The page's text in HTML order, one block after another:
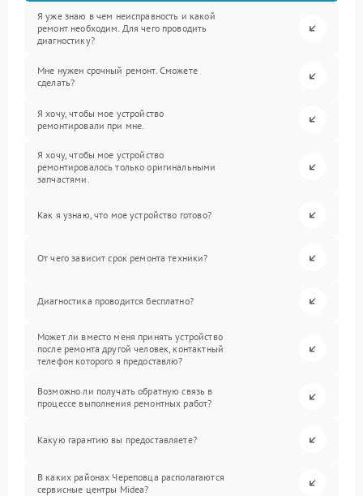
Я уже знаю в чем неисправность и какой
ремонт необходим. Для чего проводить
диагностику?
Мне нужен срочный ремонт. Сможете
сделать?
Я хочу, чтобы мое устройство
ремонтировали при мне.
Я хочу, чтобы мое устройство
ремонтировалось только оригинальными
запчастями.
Как я узнаю, что мое устройство готово?
От чего зависит срок ремонта техники?
Диагностика проводится бесплатно?
Может ли вместо меня принять устройство
после ремонта другой человек, контактный
телефон которого я предоставлю?
Возможно ли получать обратную связь в
процессе выполнения ремонтных работ?
Какую гарантию вы предоставляете?
В каких районах Череповца располагаются
сервисные центры Midea?